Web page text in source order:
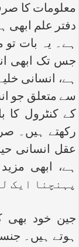
دفتر علم ابھی
جس تک ابھی
ہے، انسانی
سے متعلق جو
کے کنٹرول کا
عقل انسانی
پہنچنا ایک
جین خود بھی
ہوتے ہیں۔